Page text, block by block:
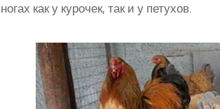
ногах как у курочек, так и у петухов.